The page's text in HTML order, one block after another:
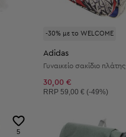
-30% με το WELCOME
Adidas
Γυναικείο σακίδιο πλάτης
30,00 €
Συνιστώμενη τιμή:
RRP 59,00 € (-49%)
5